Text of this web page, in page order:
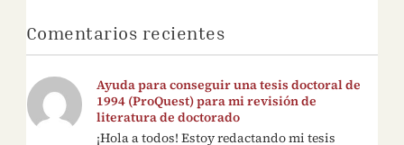
Comentarios recientes
Ayuda para conseguir una tesis doctoral de
1994 (ProQuest) para mi revisión de
literatura de doctorado
¡Hola a todos! Estoy redactando mi tesis